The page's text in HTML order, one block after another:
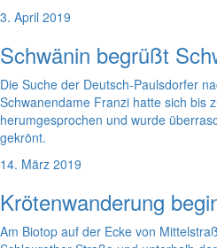
3. April 2019
Schwänin begrüßt
Die Suche der Deutsch-Paulsdorfer
Schwanendame Franzi hatte sich bis
herumgesprochen und wurde
gekrönt.
14. März 2019
Krötenwanderung
Am Biotop auf der Ecke von